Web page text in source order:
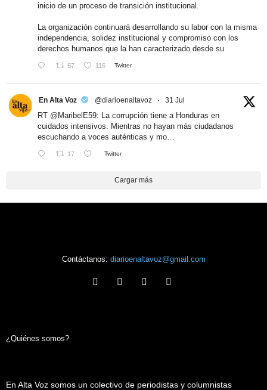
inicio de un proceso de transición institucional.
La organización continuará desarrollando su labor con la misma
independencia, solidez institucional y compromiso con los
derechos humanos que la han caracterizado desde su
67 116 Twitter
En Alta Voz @diarioenaltavoz · 31 Jul
RT @MaribelE59: La corrupción tiene a Honduras en
cuidados intensivos. Mientras no hayan más ciudadanos
escuchando a voces auténticas y mo…
17 Twitter
Cargar más
Contáctanos: diarioenaltavoz@gmail.com
¿Quiénes somos?
En Alta Voz somos un colectivo de periodistas y columnistas